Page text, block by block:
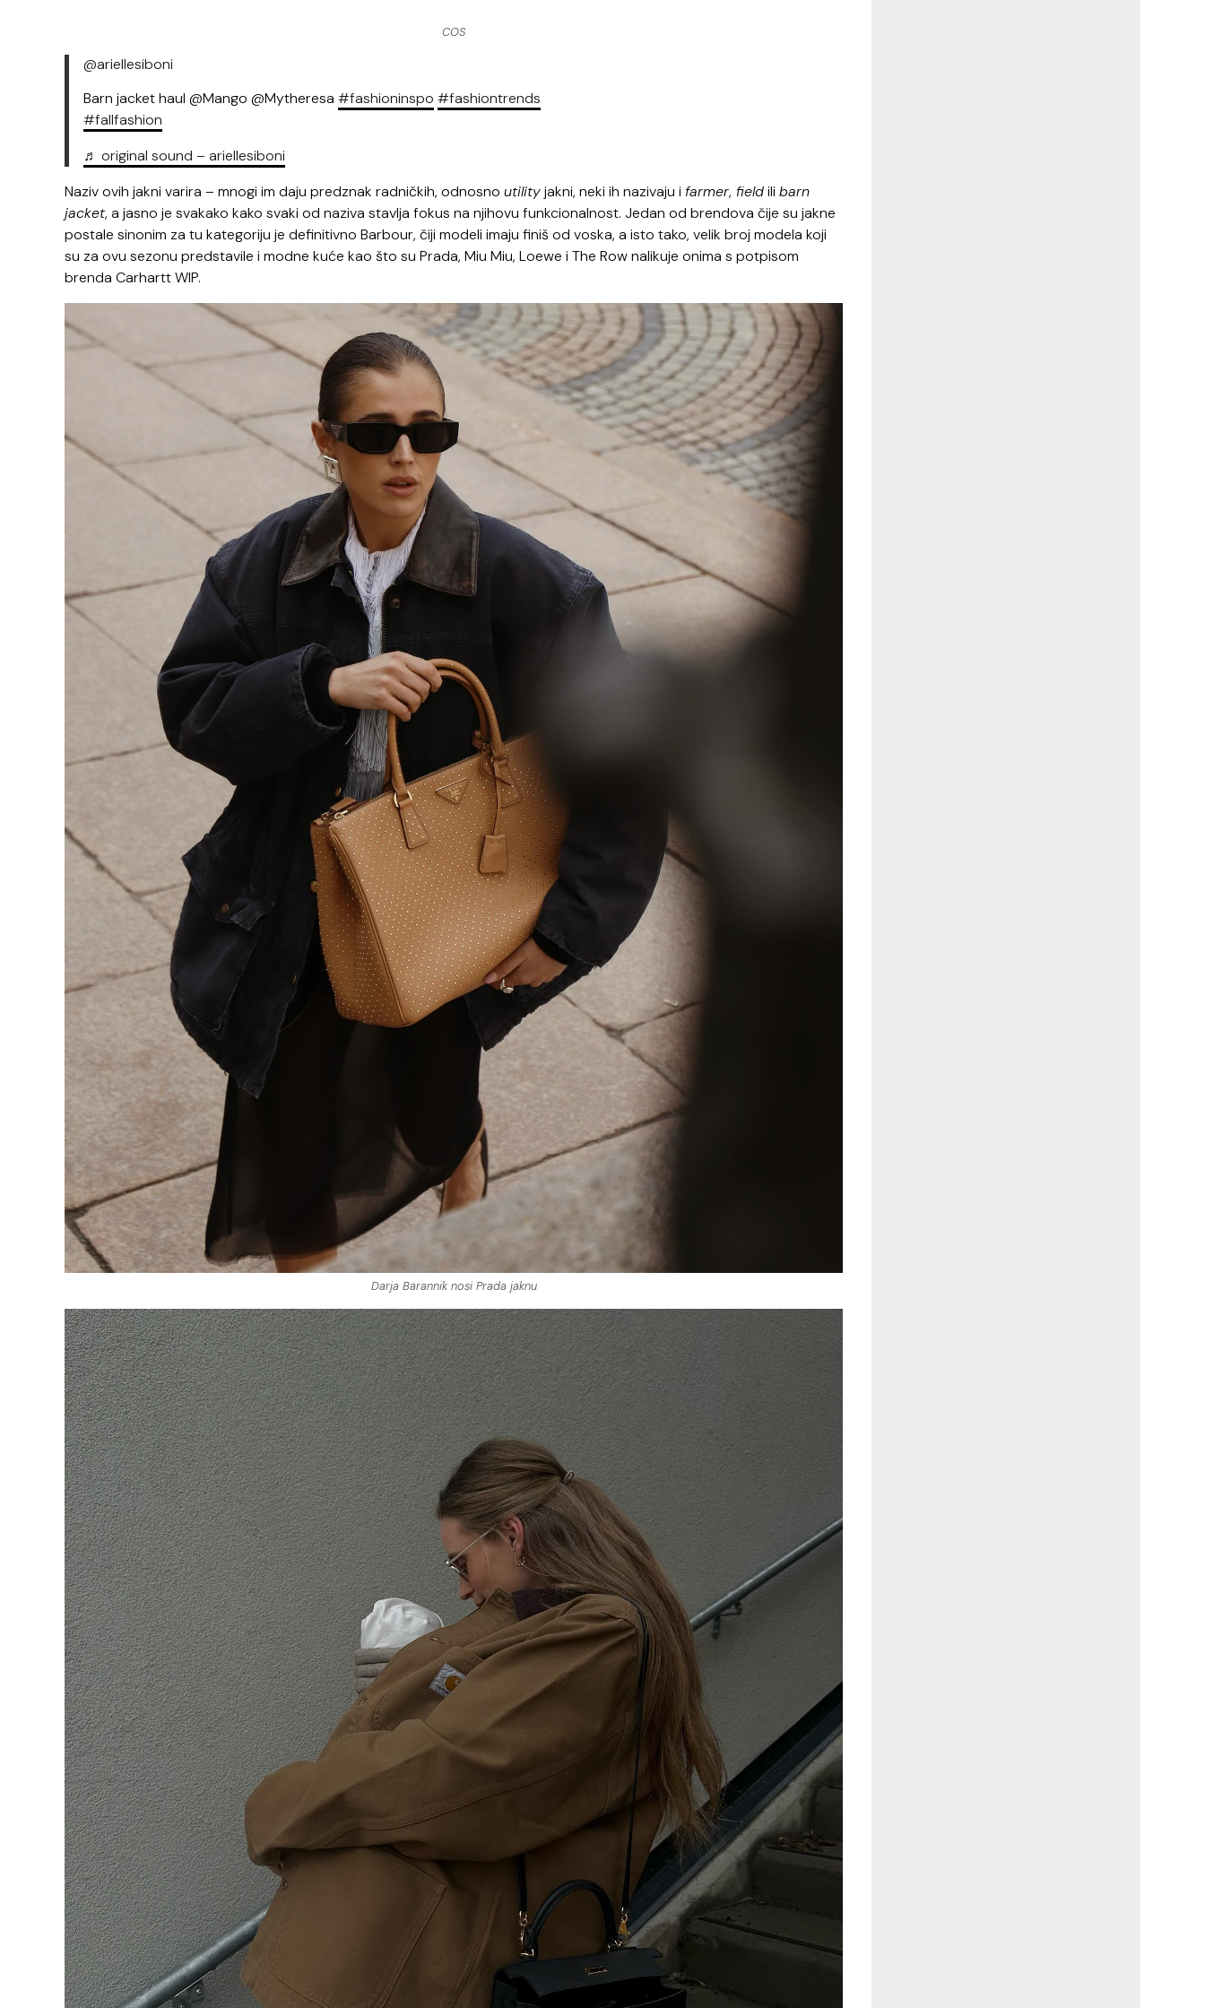
COS
@ariellesiboni
Barn jacket haul @Mango @Mytheresa #fashioninspo #fashiontrends
#fallfashion
♬ original sound – ariellesiboni
Naziv ovih jakni varira – mnogi im daju predznak radničkih, odnosno utilityjakni, neki ih nazivaju i farmer, fieldili barn
jacket, a jasno je svakako kako svaki od naziva stavlja fokus na njihovu funkcionalnost. Jedan od brendova čije su jakne
postale sinonim za tu kategoriju je definitivno Barbour, čiji modeli imaju finiš od voska, a isto tako, velik broj modela koji
su za ovu sezonu predstavile i modne kuće kao što su Prada, Miu Miu, Loewe i The Row nalikuje onima s potpisom
brenda Carhartt WIP.
Darja Barannik nosi Prada jaknu